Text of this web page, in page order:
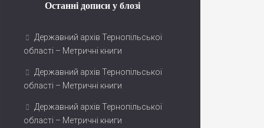
Останні дописи у блозі
Державний архів Тернопільської
області – Метричні книги
Державний архів Тернопільської
області – Метричні книги
Державний архів Тернопільської
області – Метричні книги